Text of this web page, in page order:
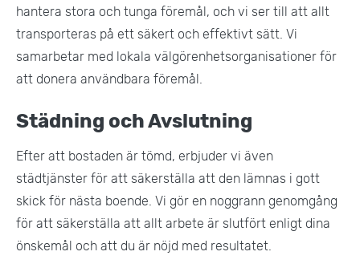
hantera stora och tunga föremål, och vi ser till att allt
transporteras på ett säkert och effektivt sätt. Vi
samarbetar med lokala välgörenhetsorganisationer för
att donera användbara föremål.
Städning och Avslutning
Efter att bostaden är tömd, erbjuder vi även
städtjänster för att säkerställa att den lämnas i gott
skick för nästa boende. Vi gör en noggrann genomgång
för att säkerställa att allt arbete är slutfört enligt dina
önskemål och att du är nöjd med resultatet​.